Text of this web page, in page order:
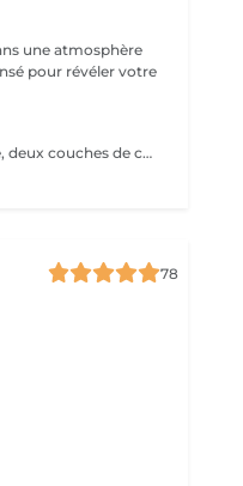
une atmosphère
pour révéler votre
Une pose de vernis simple comprenant base, deux couches de couleur et top coat.
78